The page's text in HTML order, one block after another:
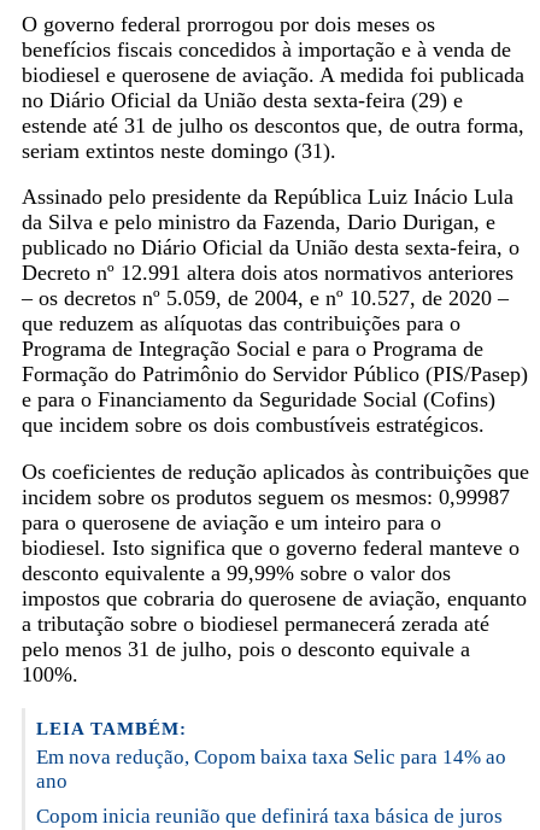
O governo federal prorrogou por dois meses os
benefícios fiscais concedidos à importação e à venda de
biodiesel e querosene de aviação. A medida foi publicada
no Diário Oficial da União desta sexta-feira (29) e
estende até 31 de julho os descontos que, de outra forma,
seriam extintos neste domingo (31).
Assinado pelo presidente da República Luiz Inácio Lula
da Silva e pelo ministro da Fazenda, Dario Durigan, e
publicado no Diário Oficial da União desta sexta-feira, o
Decreto nº 12.991 altera dois atos normativos anteriores
– os decretos nº 5.059, de 2004, e nº 10.527, de 2020 –
que reduzem as alíquotas das contribuições para o
Programa de Integração Social e para o Programa de
Formação do Patrimônio do Servidor Público (PIS/Pasep)
e para o Financiamento da Seguridade Social (Cofins)
que incidem sobre os dois combustíveis estratégicos.
Os coeficientes de redução aplicados às contribuições que
incidem sobre os produtos seguem os mesmos: 0,99987
para o querosene de aviação e um inteiro para o
biodiesel. Isto significa que o governo federal manteve o
desconto equivalente a 99,99% sobre o valor dos
impostos que cobraria do querosene de aviação, enquanto
a tributação sobre o biodiesel permanecerá zerada até
pelo menos 31 de julho, pois o desconto equivale a
100%.
LEIA TAMBÉM:
Em nova redução, Copom baixa taxa Selic para 14% ao
ano
Copom inicia reunião que definirá taxa básica de juros